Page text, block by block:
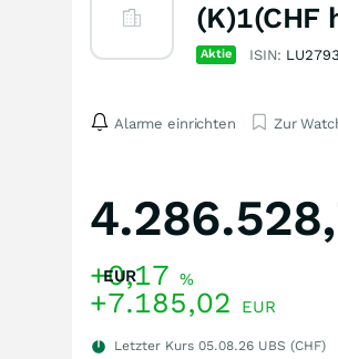
(K)1(CHF
Aktie ISIN:
Alarme einrichten Zur
EUR
+0,17 %
+7.185,02 EUR
Letzter Kurs 05.08.26 UBS (CHF)